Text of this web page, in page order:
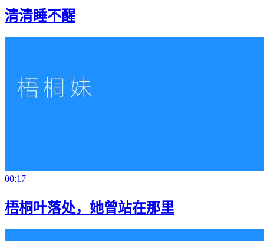
清清睡不醒
00:17
梧桐叶落处，她曾站在那里